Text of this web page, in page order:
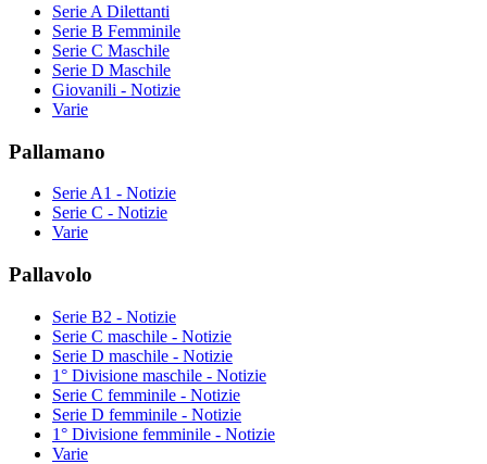
Serie A Dilettanti
Serie B Femminile
Serie C Maschile
Serie D Maschile
Giovanili - Notizie
Varie
Pallamano
Serie A1 - Notizie
Serie C - Notizie
Varie
Pallavolo
Serie B2 - Notizie
Serie C maschile - Notizie
Serie D maschile - Notizie
1° Divisione maschile - Notizie
Serie C femminile - Notizie
Serie D femminile - Notizie
1° Divisione femminile - Notizie
Varie